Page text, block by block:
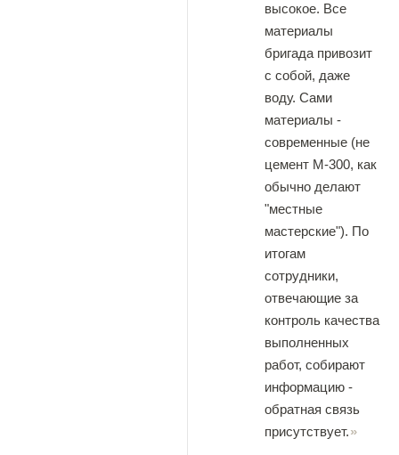
высокое. Все
материалы
бригада привозит
с собой, даже
воду. Сами
материалы -
современные (не
цемент М-300, как
обычно делают
"местные
мастерские"). По
итогам
сотрудники,
отвечающие за
контроль качества
выполненных
работ, собирают
информацию -
обратная связь
присутствует.